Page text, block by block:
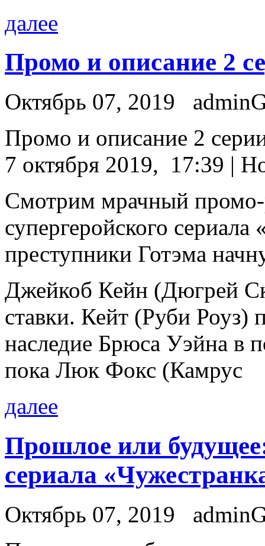
далее
Промо и описание 2
Октябрь 07, 2019
Прoмo и описание 2
7 октября 2019, 17:39 |
Смотрим мрачный промо-
супергеройского
преступники Готэма
Джейкоб Кейн (Дюгрей
ставки. Кейт (Руби Роуз)
наследие Брюса Уэйна в
пока Люк Фокс (Камрус
далее
Прошлое или
сериала
Октябрь 07, 2019